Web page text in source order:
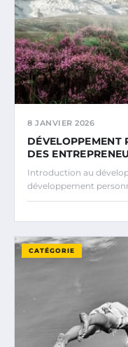
8 JANVIER 2026
DÉVELOPPEMENT
DES
Introduction au
développement
CATÉGORIE